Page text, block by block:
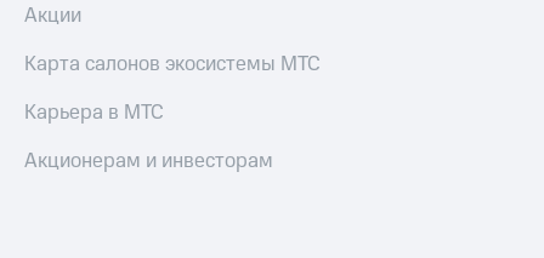
Акции
Карта салонов экосистемы МТС
Карьера в МТС
Акционерам и инвесторам